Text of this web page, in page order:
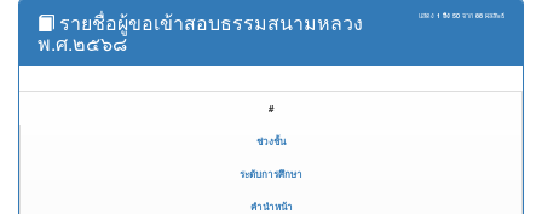
แสดง 1 ถึง 50 จาก 88 ผลลัพธ์
รายชื่อผู้ขอเข้าสอบธรรมสนามหลวง
พ.ศ.๒๕๖๘
#
ช่วงชั้น
ระดับการศึกษา
คำนำหน้า